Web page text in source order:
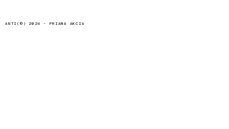
ANTI(©) 2024 - PRIAMA AKCIA